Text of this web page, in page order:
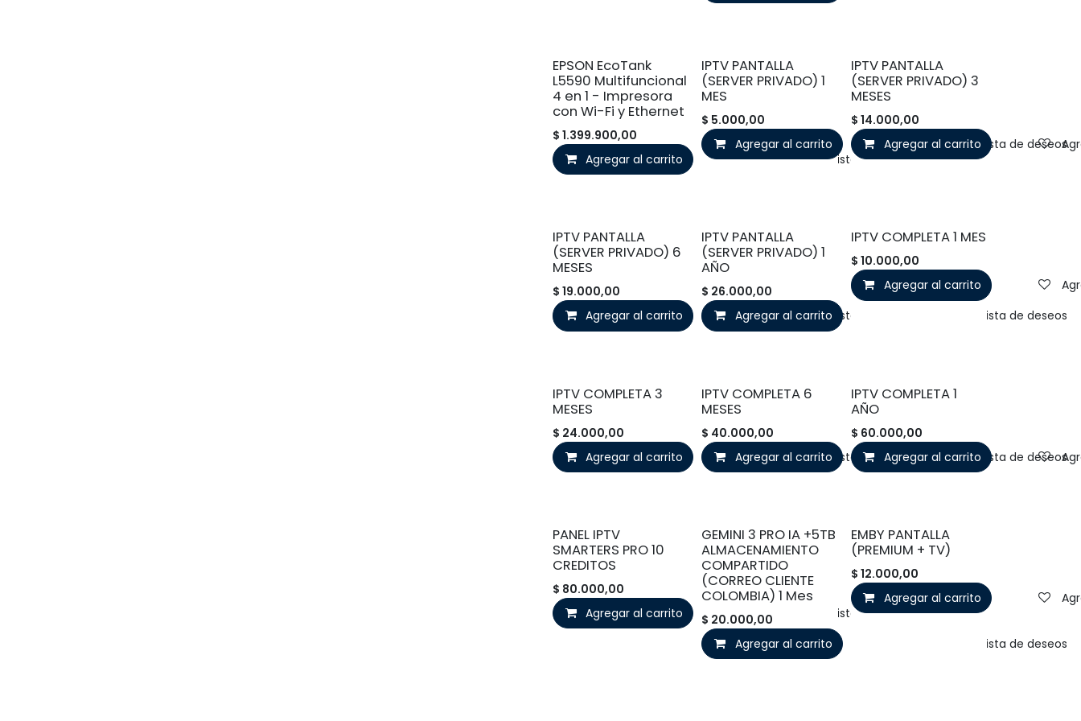
EPSON EcoTank
L5590 Multifuncional
4 en 1 - Impresora
con Wi-Fi y Ethernet
$ 1.399.900,00
Agregar al carrito
Agregar a la lista de deseos
IPTV PANTALLA
(SERVER PRIVADO) 1
MES
$ 5.000,00
Agregar al carrito
Agregar a la lista de deseos
IPTV PANTALLA
(SERVER PRIVADO) 3
MESES
$ 14.000,00
Agregar al carrito
IPTV PANTALLA
(SERVER PRIVADO) 6
MESES
$ 19.000,00
Agregar al carrito
Agregar a la lista de deseos
IPTV PANTALLA
(SERVER PRIVADO) 1
AÑO
$ 26.000,00
Agregar al carrito
Agregar a la lista de deseos
IPTV COMPLETA 1 MES
$ 10.000,00
Agregar al carrito
IPTV COMPLETA 3
MESES
$ 24.000,00
Agregar al carrito
Agregar a la lista de deseos
IPTV COMPLETA 6
MESES
$ 40.000,00
Agregar al carrito
Agregar a la lista de deseos
IPTV COMPLETA 1
AÑO
$ 60.000,00
Agregar al carrito
PANEL IPTV
SMARTERS PRO 10
CREDITOS
$ 80.000,00
Agregar al carrito
Agregar a la lista de deseos
GEMINI 3 PRO IA +5TB
ALMACENAMIENTO
COMPARTIDO
(CORREO CLIENTE
COLOMBIA) 1 Mes
$ 20.000,00
Agregar al carrito
Agregar a la lista de deseos
EMBY PANTALLA
(PREMIUM + TV)
$ 12.000,00
Agregar al carrito